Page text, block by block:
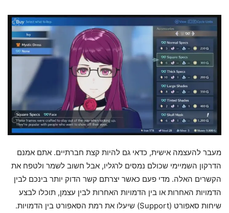
מעבר להעצמה אישית, כדאי גם להיות קצת חברתיים. אתם אמנם
הדרקון השמיימי שכולם נמסים לרגליו, אבל חשוב לשמר ולטפח את
הקשרים האלה. מדי פעם כאשר יצרתם קשר הדוק יותר בינכם לבין
הדמויות האחרות או בין הדמויות האחרות לבין עצמן, תוכלו לבצע
שיחות סאפורט (Support) שיעלו את רמת הסאפורט בין הדמויות.